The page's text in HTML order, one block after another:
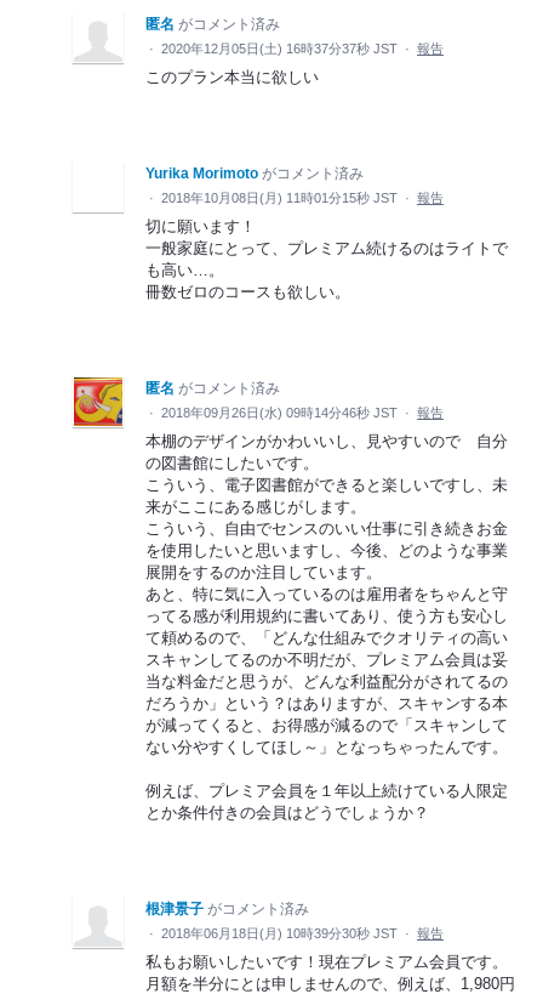
匿名 がコメント済み
· 2020年12月05日(土) 16時37分37秒 JST · 報告
このプラン本当に欲しい
Yurika Morimoto がコメント済み
· 2018年10月08日(月) 11時01分15秒 JST · 報告
切に願います！
一般家庭にとって、プレミアム続けるのはライトで
も高い…。
冊数ゼロのコースも欲しい。
匿名 がコメント済み
· 2018年09月26日(水) 09時14分46秒 JST · 報告
本棚のデザインがかわいいし、見やすいので 自分
の図書館にしたいです。
こういう、電子図書館ができると楽しいですし、未
来がここにある感じがします。
こういう、自由でセンスのいい仕事に引き続きお金
を使用したいと思いますし、今後、どのような事業
展開をするのか注目しています。
あと、特に気に入っているのは雇用者をちゃんと守
ってる感が利用規約に書いてあり、使う方も安心し
て頼めるので、「どんな仕組みでクオリティの高い
スキャンしてるのか不明だが、プレミアム会員は妥
当な料金だと思うが、どんな利益配分がされてるの
だろうか」という？はありますが、スキャンする本
が減ってくると、お得感が減るので「スキャンして
ない分やすくしてほし～」となっちゃったんです。
例えば、プレミア会員を１年以上続けている人限定
とか条件付きの会員はどうでしょうか？
根津景子 がコメント済み
· 2018年06月18日(月) 10時39分30秒 JST · 報告
私もお願いしたいです！現在プレミアム会員です。
月額を半分にとは申しませんので、例えば、1,980円